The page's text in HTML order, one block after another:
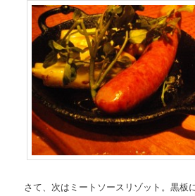
さて、次はミートソースリゾット。黒板